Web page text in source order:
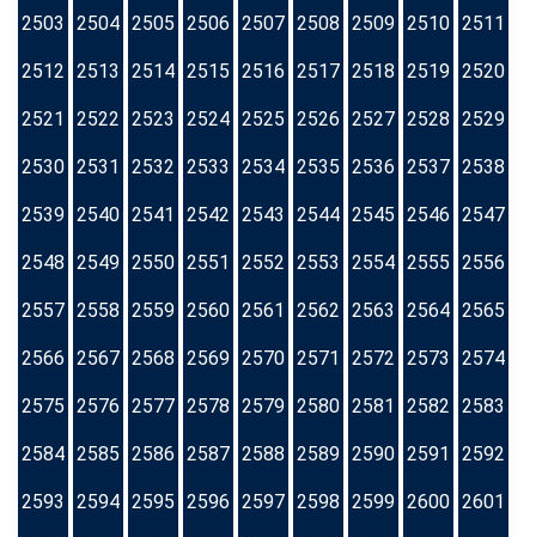
2503 2504 2505 2506 2507 2508 2509 2510 2511
2512 2513 2514 2515 2516 2517 2518 2519 2520
2521 2522 2523 2524 2525 2526 2527 2528 2529
2530 2531 2532 2533 2534 2535 2536 2537 2538
2539 2540 2541 2542 2543 2544 2545 2546 2547
2548 2549 2550 2551 2552 2553 2554 2555 2556
2557 2558 2559 2560 2561 2562 2563 2564 2565
2566 2567 2568 2569 2570 2571 2572 2573 2574
2575 2576 2577 2578 2579 2580 2581 2582 2583
2584 2585 2586 2587 2588 2589 2590 2591 2592
2593 2594 2595 2596 2597 2598 2599 2600 2601